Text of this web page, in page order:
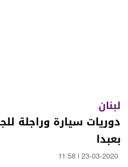
لبنان
دوريات سيارة وراجلة
بعبدا
23-03-2020
11:58